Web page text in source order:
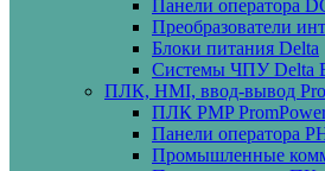
Панели оператора
Преобразователи
Блоки питания Delta
Системы ЧПУ Delta
ПЛК, HMI, ввод-вывод
ПЛК PMP
Панели оператора
Промышленные